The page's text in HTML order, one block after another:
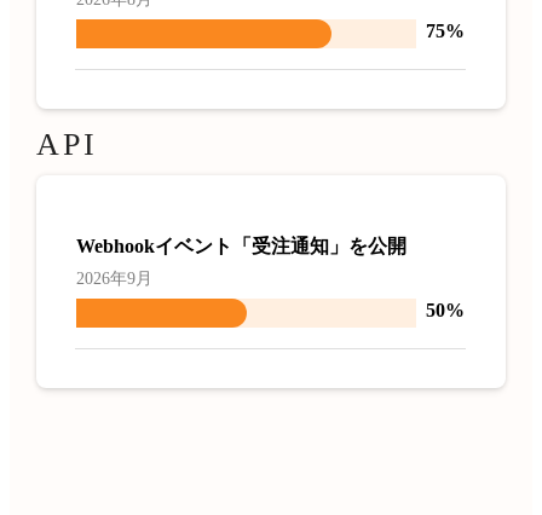
75%
API
Webhookイベント「受注通知」を公開
2026年9月
50%